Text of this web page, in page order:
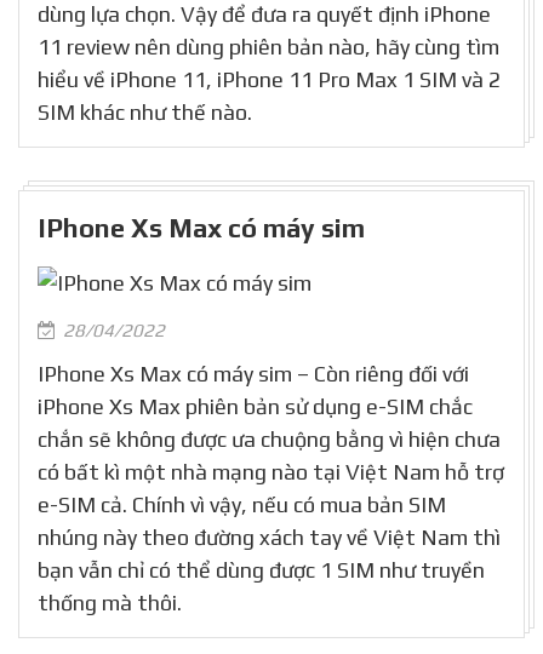
dùng lựa chọn. Vậy để đưa ra quyết định iPhone
11 review nên dùng phiên bản nào, hãy cùng tìm
hiểu về iPhone 11, iPhone 11 Pro Max 1 SIM và 2
SIM khác như thế nào.
IPhone Xs Max có máy sim
28/04/2022
IPhone Xs Max có máy sim – Còn riêng đối với
iPhone Xs Max phiên bản sử dụng e-SIM chắc
chắn sẽ không được ưa chuộng bằng vì hiện chưa
có bất kì một nhà mạng nào tại Việt Nam hỗ trợ
e-SIM cả. Chính vì vậy, nếu có mua bản SIM
nhúng này theo đường xách tay về Việt Nam thì
bạn vẫn chỉ có thể dùng được 1 SIM như truyền
thống mà thôi.